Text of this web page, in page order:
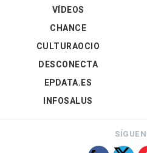
VÍDEOS
CHANCE
CULTURAOCIO
DESCONECTA
EPDATA.ES
INFOSALUS